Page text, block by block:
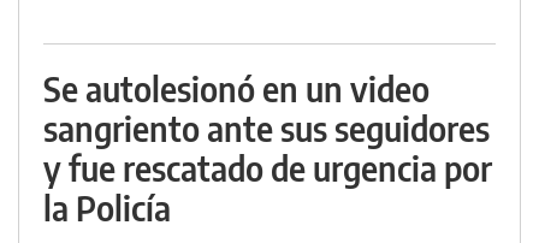
Se autolesionó en un video
sangriento ante sus seguidores
y fue rescatado de urgencia por
la Policía